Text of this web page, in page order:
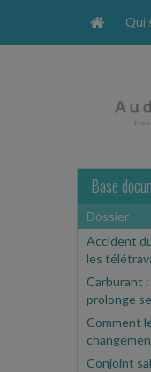
Qui
Base
Dossier
Accident
les
Carburant
prolonge
Comment
Conjoint